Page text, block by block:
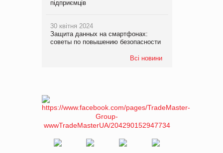
підприємців
30 квітня 2024
Защита данных на смартфонах:
советы по повышению безопасности
Всі новини